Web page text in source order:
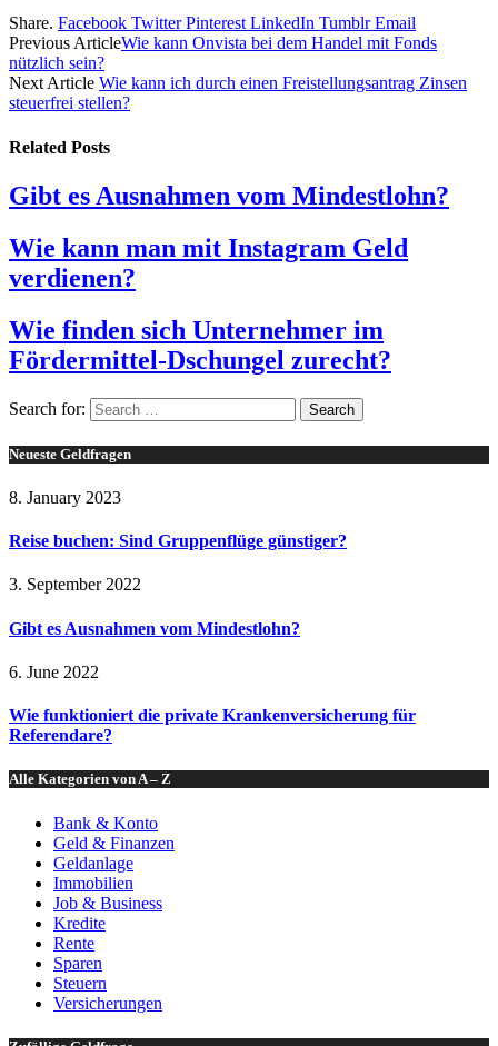
Share. Facebook Twitter Pinterest LinkedIn Tumblr Email
Previous ArticleWie kann Onvista bei dem Handel mit Fonds
nützlich sein?
Next Article Wie kann ich durch einen Freistellungsantrag Zinsen
steuerfrei stellen?
Related Posts
Gibt es Ausnahmen vom Mindestlohn?
Wie kann man mit Instagram Geld
verdienen?
Wie finden sich Unternehmer im
Fördermittel-Dschungel zurecht?
Search for:
Neueste Geldfragen
8. January 2023
Reise buchen: Sind Gruppenflüge günstiger?
3. September 2022
Gibt es Ausnahmen vom Mindestlohn?
6. June 2022
Wie funktioniert die private Krankenversicherung für
Referendare?
Alle Kategorien von A – Z
Bank & Konto
Geld & Finanzen
Geldanlage
Immobilien
Job & Business
Kredite
Rente
Sparen
Steuern
Versicherungen